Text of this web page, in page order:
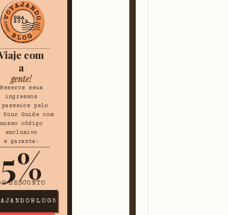
com
a
gente!
Reserve seus
ingressos
passeios pelo
Your Guide com
nosso código
exclusivo
e garanta:
5%
DESCONTO